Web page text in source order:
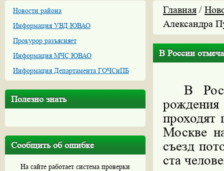
Новости района
Информация УВД ЮВАО
Прокурор разъясняет
Информация МЧС ЮВАО
Информация Департамента ГОЧСиПБ
Полезно знать
Сообщить об ошибке
На сайте работает система проверки
Главная /
Александра
В России
В
проходят
Москве
съезд
ста